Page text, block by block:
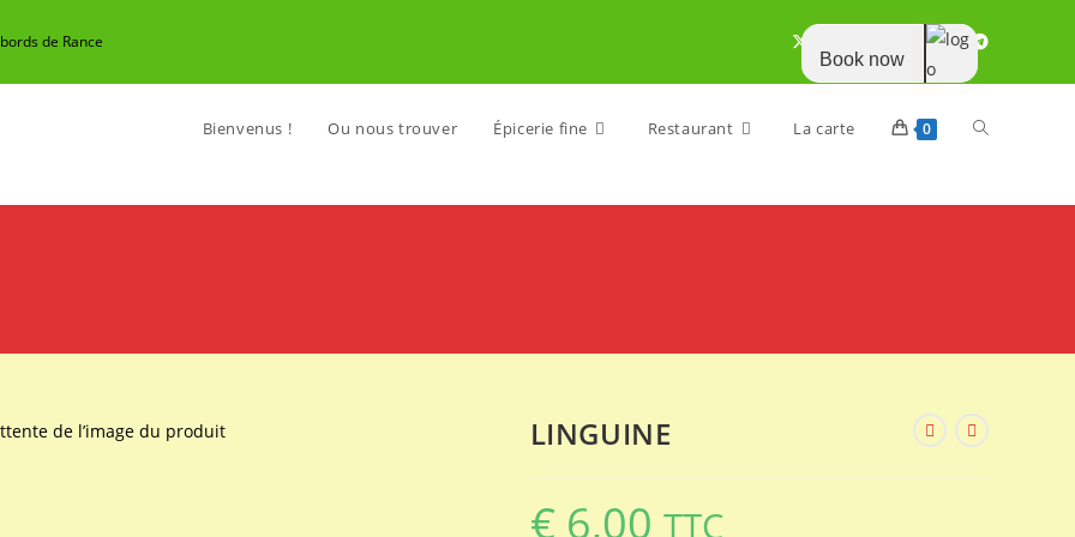
de Rance
Bienvenus ! Ou nous trouver Épicerie fine Restaurant La carte 0 Toggle
LINGUINE
€ 6,00 TTC
Book now